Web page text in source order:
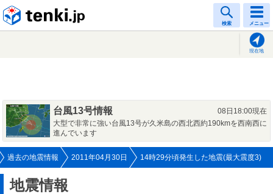
検索 メニュー
現在地
台風13号情報
08日18:00現在
大型で非常に強い台風13号が久米島の西北西約190kmを西南西に
進んでいます
過去の地震情報 2011年04月30日 14時29分頃発生した地震(最大震度3)
地震情報